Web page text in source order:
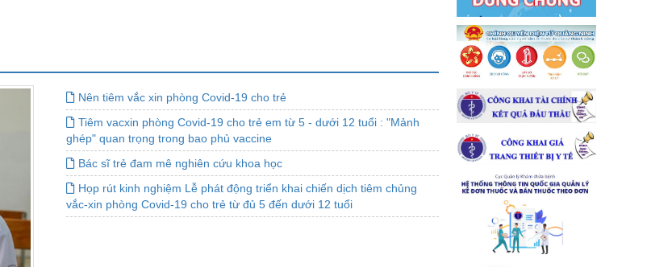
Nên tiêm vắc xin phòng Covid-19 cho trẻ
Tiêm vacxin phòng Covid-19 cho trẻ em từ 5 - dưới 12 tuổi : "Mảnh
ghép" quan trọng trong bao phủ vaccine
Bác sĩ trẻ đam mê nghiên cứu khoa học
Họp rút kinh nghiệm Lễ phát động triển khai chiến dịch tiêm chủng
vắc-xin phòng Covid-19 cho trẻ từ đủ 5 đến dưới 12 tuổi